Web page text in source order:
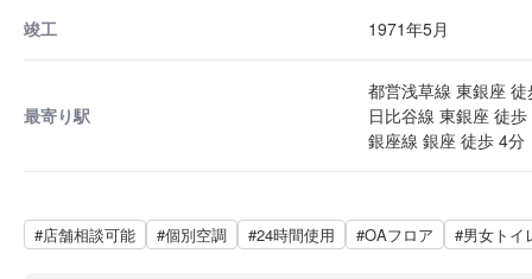
竣工 1971年5月
最寄り駅
都営浅草線 東銀座
日比谷線 東銀座 徒
銀座線 銀座 徒歩 4分
#店舗相談可能 #個別空調 #24時間使用 #OAフロア #男女トイ